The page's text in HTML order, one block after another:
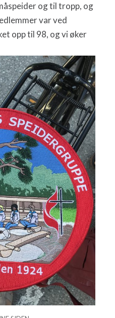
og til tropp, og
var ved
opp til 98, og vi øker